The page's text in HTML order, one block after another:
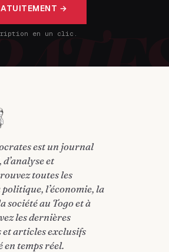
→
en un clic.
est un journal
et
toutes les
l’économie, la
société au Togo et à
les dernières
et articles exclusifs
temps réel.